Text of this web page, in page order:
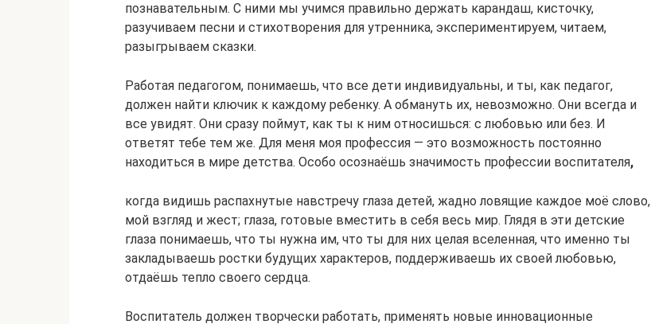
познавательным. С ними мы учимся правильно держать карандаш, кисточку,
разучиваем песни и стихотворения для утренника, экспериментируем, читаем,
разыгрываем сказки.
Работая педагогом, понимаешь, что все дети индивидуальны, и ты, как педагог,
должен найти ключик к каждому ребенку. А обмануть их, невозможно. Они всегда и
все увидят. Они сразу поймут, как ты к ним относишься: с любовью или без. И
ответят тебе тем же. Для меня моя профессия — это возможность постоянно
находиться в мире детства. Особо осознаёшь значимость профессии воспитателя,
когда видишь распахнутые навстречу глаза детей, жадно ловящие каждое моё слово,
мой взгляд и жест; глаза, готовые вместить в себя весь мир. Глядя в эти детские
глаза понимаешь, что ты нужна им, что ты для них целая вселенная, что именно ты
закладываешь ростки будущих характеров, поддерживаешь их своей любовью,
отдаёшь тепло своего сердца.
Воспитатель должен творчески работать, применять новые инновационные